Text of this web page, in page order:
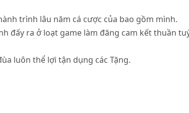
trình lâu năm cá cược của bao gồm mình.
đấy ra ở loạt game làm đăng cam kết thuần
luôn thể lợi tận dụng các Tặng.